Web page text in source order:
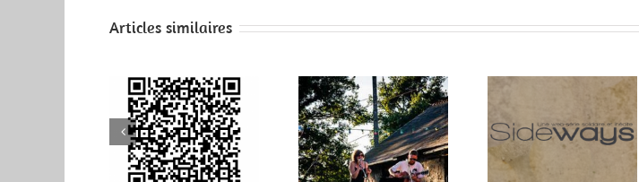
Articles similaires
Demain Sideways Nantes Cargo